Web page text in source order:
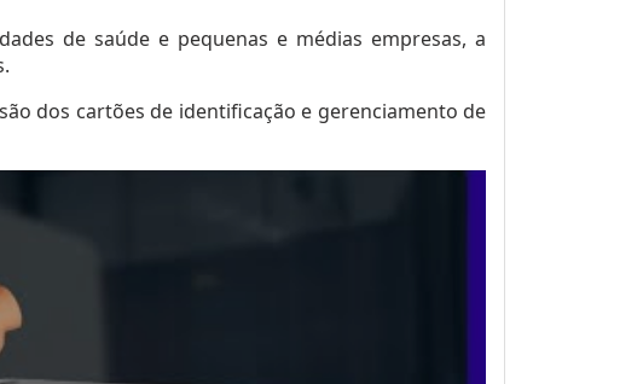
de saúde e pequenas e médias empresas, a
dos cartões de identificação e gerenciamento de